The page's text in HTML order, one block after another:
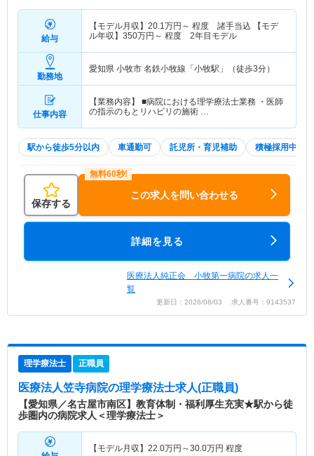
給与
【モデル月収】 20.1万円～ 程度 諸手当込 【モデ
ル年収】 350万円～ 程度 2年目モデル
勤務地
愛知県 小牧市 名鉄小牧線「小牧駅」（徒歩3分）
仕事内容
【業務内容】 ■病院における理学療法士業務 ・医師
の指示のもとリハビリの施術 …
駅から徒歩5分以内 車通勤可 託児所・育児補助 積極採用中
保存する
この求人を問い合わせる
詳細を見る
医療法人純正会 小牧第一病院の求人一
覧
更新日：2026/08/03 求人番号：9143537
理学療法士 正職員
医療法人笠寺病院の理学療法士求人(正職員)
【愛知県／名古屋市南区】教育体制・福利厚生充実★駅から徒
歩圏内の病院求人＜理学療法士＞
【モデル月収】 22.0万円～30.0万円 程度